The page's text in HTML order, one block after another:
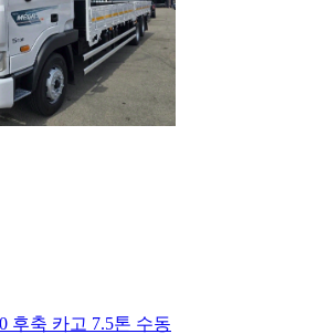
후축 카고 7.5톤 수동